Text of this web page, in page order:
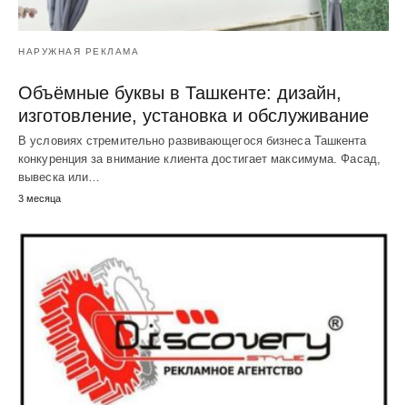
НАРУЖНАЯ РЕКЛАМА
Объёмные буквы в Ташкенте: дизайн,
изготовление, установка и обслуживание
В условиях стремительно развивающегося бизнеса Ташкента
конкуренция за внимание клиента достигает максимума. Фасад,
вывеска или…
3 месяца